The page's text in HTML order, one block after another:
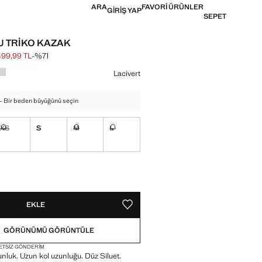
ARAGIRIŞ YAPFAVORI ÜRÜNLER
SEPET
TRIKO KAZAK
[1.699,99 TL ]
TL ]
TL-%71
Lacivert
Bir beden büyüğünü seçin
XS
Mevcut değil. İstiyorum!
S M L
EKLE FAVORI OLARAK KAYDET
GÖRÜNÜMÜ GÖRÜNTÜLE
GÖNDERIM
Uzun kol uzunluğu. Düz Siluet.